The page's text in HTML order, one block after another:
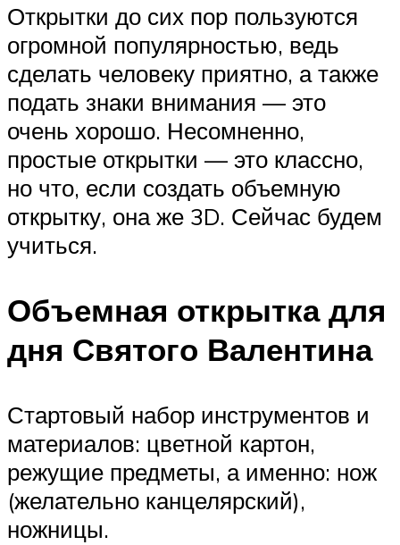
Открытки до сих пор пользуются
огромной популярностью, ведь
сделать человеку приятно, а также
подать знаки внимания — это
очень хорошо. Несомненно,
простые открытки — это классно,
но что, если создать объемную
открытку, она же 3D. Сейчас будем
учиться.
Объемная открытка для
дня Святого Валентина
Стартовый набор инструментов и
материалов: цветной картон,
режущие предметы, а именно: нож
(желательно канцелярский),
ножницы.